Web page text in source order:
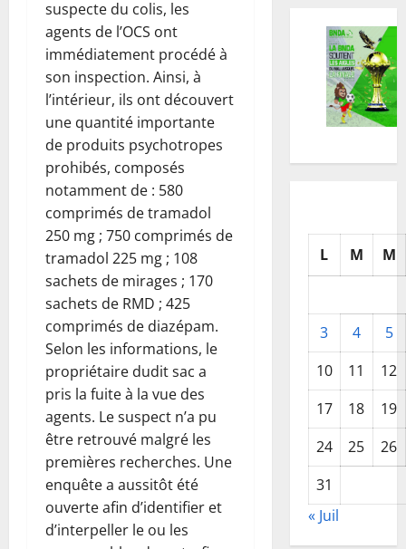
suspecte du colis, les
agents de l’OCS ont
immédiatement procédé à
son inspection. Ainsi, à
l’intérieur, ils ont découvert
une quantité importante
de produits psychotropes
prohibés, composés
notamment de : 580
comprimés de tramadol
250 mg ; 750 comprimés de
tramadol 225 mg ; 108
sachets de mirages ; 170
sachets de RMD ; 425
comprimés de diazépam.
Selon les informations, le
propriétaire dudit sac a
pris la fuite à la vue des
agents. Le suspect n’a pu
être retrouvé malgré les
premières recherches. Une
enquête a aussitôt été
ouverte afin d’identifier et
d’interpeller le ou les
L M M
3 4
5
10
11
12
17
18
19
24
25
26
31
« Juil